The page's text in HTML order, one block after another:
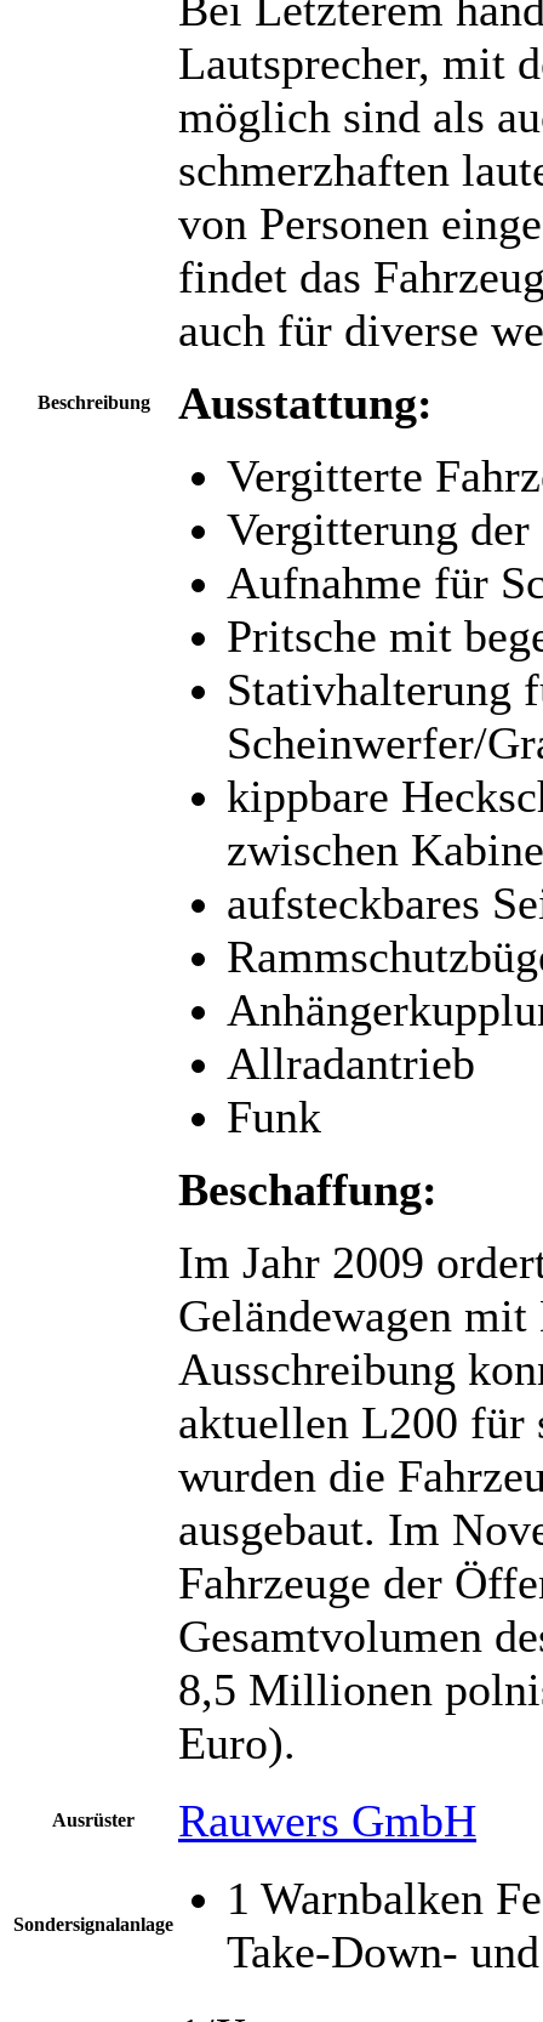
Beschreibung
Lautsprecher, mit
möglich sind als
schmerzhaften
von Personen
findet das
auch für diverse
Ausstattung:
Vergitterte
Vergitterung
Aufnahme für
Pritsche mit
Stativhalterung
Scheinwerfer/
kippbare
zwischen
aufsteckbares
Allradantrieb
Funk
Beschaffung:
Im Jahr 2009
Geländewagen
Ausschreibung
aktuellen L200 für
wurden die
ausgebaut. Im
Fahrzeuge der
Gesamtvolumen
8,5 Millionen
Euro).
Ausrüster Rauwers GmbH
Sondersignalanlage
1 Warnbalken
Take-Down-